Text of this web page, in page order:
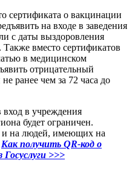
сертификата о вакцинации
на входе в заведения
с даты выздоровления
вместо сертификатов
в медицинском
отрицательный
ранее чем за 72 часа до
вход в учреждения
будет ограничен.
и на людей, имеющих на
Как получить QR-код о
>>>